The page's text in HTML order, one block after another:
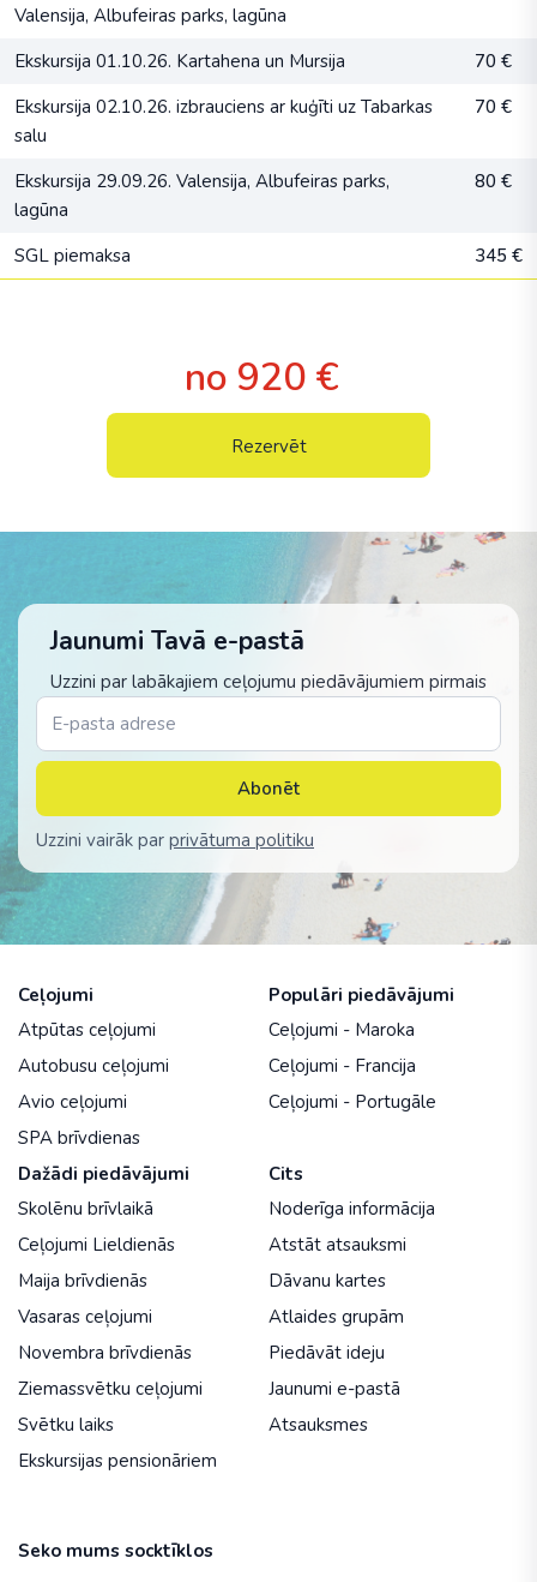
Valensija, Albufeiras parks, lagūna
Ekskursija 01.10.26. Kartahena un Mursija
70 €
Ekskursija 02.10.26. izbrauciens ar kuģīti uz Tabarkas
salu
70 €
Ekskursija 29.09.26. Valensija, Albufeiras parks,
lagūna
80 €
SGL piemaksa 345 €
no 920 €
Rezervēt
Jaunumi Tavā e-pastā
Uzzini par labākajiem ceļojumu piedāvājumiem pirmais
Abonēt
Uzzini vairāk par privātuma politiku
Ceļojumi
Atpūtas ceļojumi
Autobusu ceļojumi
Avio ceļojumi
SPA brīvdienas
Populāri piedāvājumi
Ceļojumi - Maroka
Ceļojumi - Francija
Ceļojumi - Portugāle
Dažādi piedāvājumi
Skolēnu brīvlaikā
Ceļojumi Lieldienās
Maija brīvdienās
Vasaras ceļojumi
Novembra brīvdienās
Ziemassvētku ceļojumi
Svētku laiks
Ekskursijas pensionāriem
Cits
Noderīga informācija
Atstāt atsauksmi
Dāvanu kartes
Atlaides grupām
Piedāvāt ideju
Jaunumi e-pastā
Atsauksmes
Seko mums socktīklos